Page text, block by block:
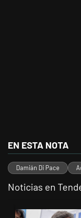
EN ESTA NOTA
Damián Di Pace
Noticias en
Un artículo de